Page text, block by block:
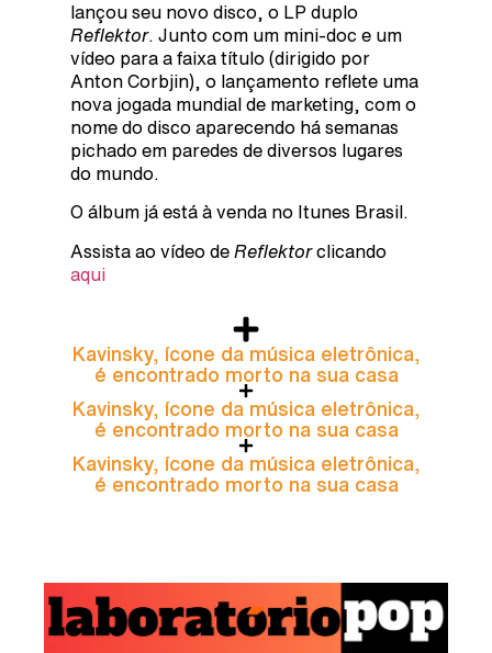
lançou seu novo disco, o LP duplo
Reflektor. Junto com um mini-doc e um
vídeo para a faixa título (dirigido por
Anton Corbjin), o lançamento reflete uma
nova jogada mundial de marketing, com o
nome do disco aparecendo há semanas
pichado em paredes de diversos lugares
do mundo.
O álbum já está à venda no Itunes Brasil.
Assista ao vídeo de Reflektorclicando
aqui
Kavinsky, ícone da música eletrônica,
é encontrado morto na sua casa
Kavinsky, ícone da música eletrônica,
é encontrado morto na sua casa
Kavinsky, ícone da música eletrônica,
é encontrado morto na sua casa